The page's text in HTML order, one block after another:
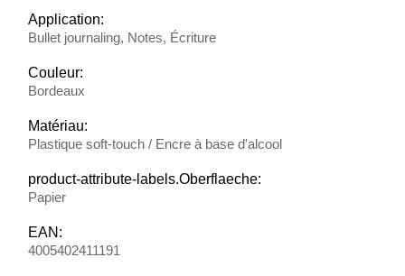
Application:
Bullet journaling, Notes, Écriture
Couleur:
Bordeaux
Matériau:
Plastique soft-touch / Encre à base d'alcool
product-attribute-labels.Oberflaeche:
Papier
EAN:
4005402411191